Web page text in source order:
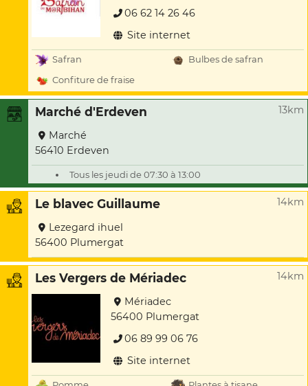
06 62 14 26 46
Site internet
Safran
Bulbes de safran
Confiture de fraise
Marché d'Erdeven 13km
Marché
56410 Erdeven
Tous les jeudi de 07:30 à 13:00
Le blavec Guillaume 14km
Lezegard ihuel
56400 Plumergat
Les Vergers de Mériadec 14km
Mériadec
56400 Plumergat
06 89 99 06 76
Site internet